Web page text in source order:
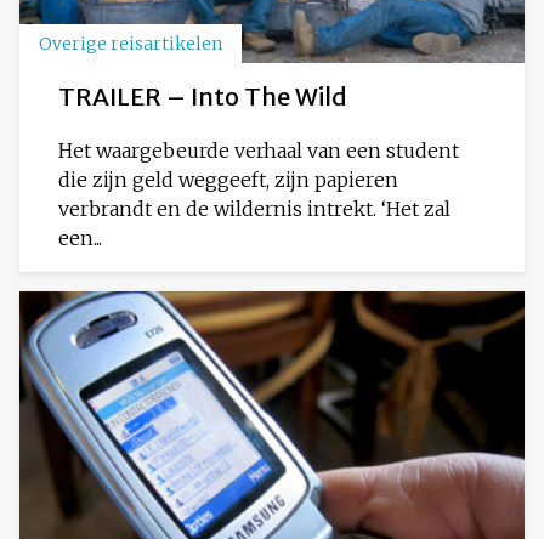
Overige reisartikelen
TRAILER – Into The Wild
Het waargebeurde verhaal van een student
die zijn geld weggeeft, zijn papieren
verbrandt en de wildernis intrekt. ‘Het zal
een...